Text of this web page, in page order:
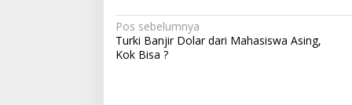
N
a
Pos sebelumnya
Turki Banjir Dolar dari Mahasiswa Asing,
Kok Bisa ?